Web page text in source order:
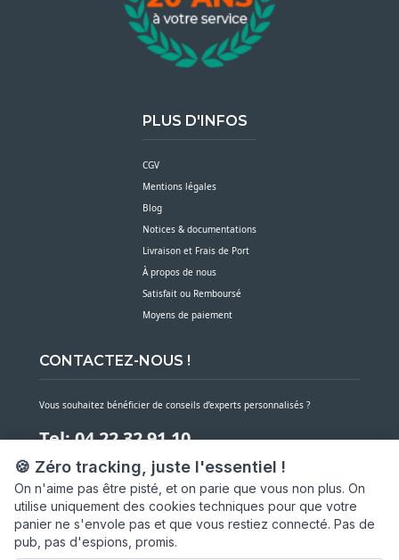
🍪 Zéro tracking, juste l'essentiel !
On n'aime pas être pisté, et on parie que vous non plus. On
utilise uniquement des cookies techniques pour que votre
panier ne s'envole pas et que vous restiez connecté. Pas de
pub, pas d'espions, promis.
PLUS D'INFOS
CGV
Mentions légales
Blog
Notices & documentations
Livraison et Frais de Port
À propos de nous
Satisfait ou Remboursé
Moyens de paiement
CONTACTEZ-NOUS !
Vous souhaitez bénéficier de conseils d’experts personnalisés ?
Tel: 04 22 32 91 10
Notre service client est à votre écoute du lundi au vendredi de 7h30 à 16h
NOUS CONTACTER PAR MESSAGE
SARL ASP06